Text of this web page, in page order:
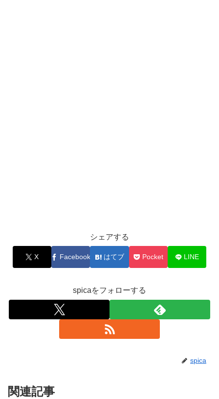
シェアする
X Facebook はてブ Pocket LINE
spicaをフォローする
spica
関連記事